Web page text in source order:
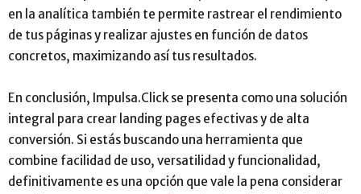
en la analítica también te permite rastrear el rendimiento
de tus páginas y realizar ajustes en función de datos
concretos, maximizando así tus resultados.
En conclusión, Impulsa.Click se presenta como una solución
integral para crear landing pages efectivas y de alta
conversión. Si estás buscando una herramienta que
combine facilidad de uso, versatilidad y funcionalidad,
definitivamente es una opción que vale la pena considerar